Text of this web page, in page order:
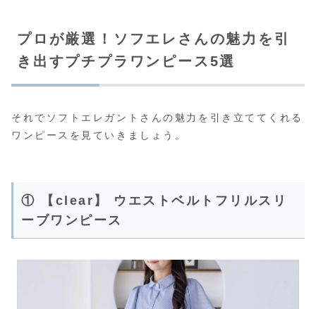
プロが厳選！ソフエレさんの魅力を引
き出すプチプラワンピース5選
それでソフトエレガントさんの魅力を引き立ててくれる
ワンピースを見ていきましょう。
① 【clear】 ウエストベルトフリルスリ
ーブワンピース